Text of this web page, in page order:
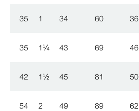
35 1 34 60 36
35 1¼ 43 69 46
42 1½ 45 81 50
54 2 49 89 62